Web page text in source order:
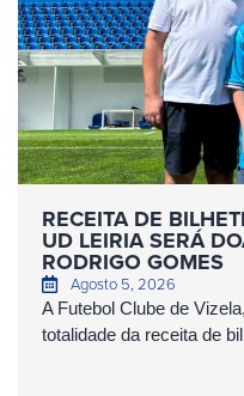
RECEITA DE
UD LEIRIA SERÁ
RODRIGO GOMES
Agosto 5, 2026
A Futebol Clube de
totalidade da receita de